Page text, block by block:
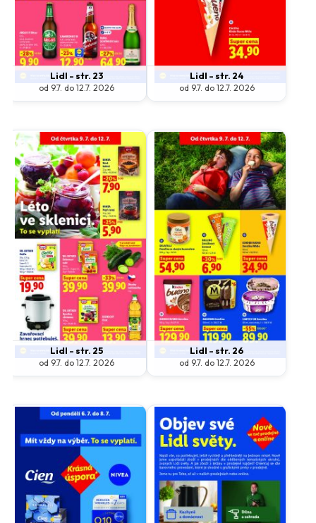
Lidl - str. 23
od 9.7. do 12.7. 2026
Lidl - str. 24
od 9.7. do 12.7. 2026
Lidl - str. 25
od 9.7. do 12.7. 2026
Lidl - str. 26
od 9.7. do 12.7. 2026